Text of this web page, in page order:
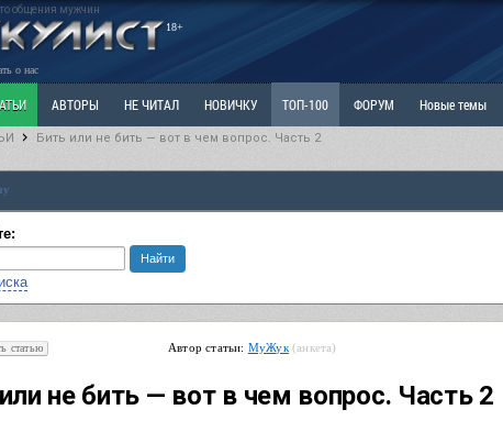
общения мужчин
18+
о нас
АВТОРЫ НЕ ЧИТАЛ НОВИЧКУ ТОП-100 ФОРУМ Новые темы
Ветка: Наболевшее. Выскажись!
​Бить или не бить — вот в чем вопрос. Часть 2
статью Автор статьи: МуЖук (анкета)
не бить — вот в чем вопрос. Часть 2